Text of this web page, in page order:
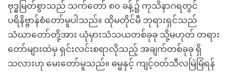
ဗုဒ္ဓမြတ်စွာသည် သက်တော် ၈၀ ခန့်၌ ကုသိနာဂရတွင်
ပရိနိဗ္ဗာန်စံတော်မူပါသည်။ ထိုမတိုင်မီ ဘုရားရှင်သည်
သံဃာတော်တို့အား ယုံမှားသံသယတစ်ခုခု သို့မဟုတ် တရား
တော်များထဲမှ ရှင်းလင်းစရာလိုသည့် အချက်တစ်ခုခု ရှိ
သလားဟု မေးတော်မူသည်။ ဓမ္မနှင့် ကျင့်ဝတ်သီလမြဲမြံရန်